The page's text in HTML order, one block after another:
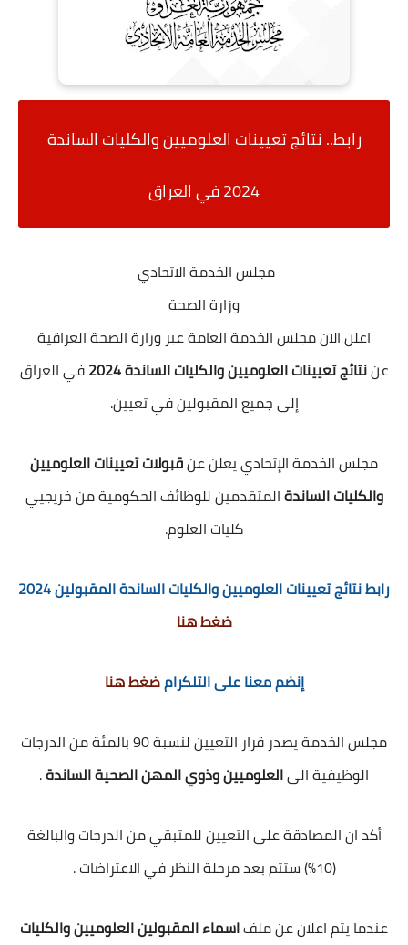
رابط.. نتائج تعيينات العلوميين والكليات الساندة
2024 في العراق
مجلس الخدمة الاتحادي
وزارة الصحة
اعلن الان مجلس الخدمة العامة عبر وزارة الصحة العراقية
عننتائج تعيينات العلوميين والكليات الساندة 2024
في العراق
إلى جميع المقبولين في تعيين.
مجلس الخدمة الإتحادي يعلن عنقبولات تعيينات العلوميين
والكليات الساندةالمتقدمين للوظائف الحكومية من خريجيي
كليات العلوم.
رابط نتائج تعيينات العلوميين والكليات الساندة المقبولين 2024
ضغط هنا
إنضم معنا على التلكرامضغط هنا
مجلس الخدمة يصدر قرار التعيين لنسبة 90 بالمئة من الدرجات
الوظيفية الىالعلوميين وذوي المهن الصحية الساندة.
أكد ان المصادقة على التعيين للمتبقي من الدرجات والبالغة
(10%) ستتم بعد مرحلة النظر في الاعتراضات .
عندما يتم اعلان عن ملفاسماء المقبولين العلوميين والكليات